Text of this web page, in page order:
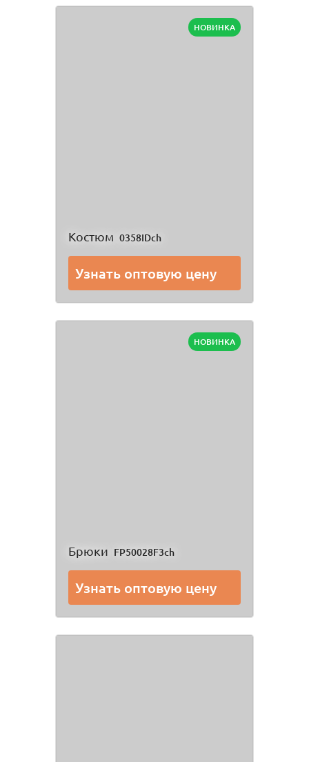
НОВИНКА
Костюм 0358IDch
Узнать оптовую цену
НОВИНКА
Брюки FP50028F3ch
Узнать оптовую цену